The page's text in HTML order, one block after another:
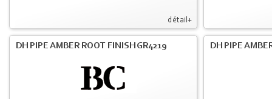
détail+
DH PIPE AMBER ROOT FINISH GR4219 DH PIPE